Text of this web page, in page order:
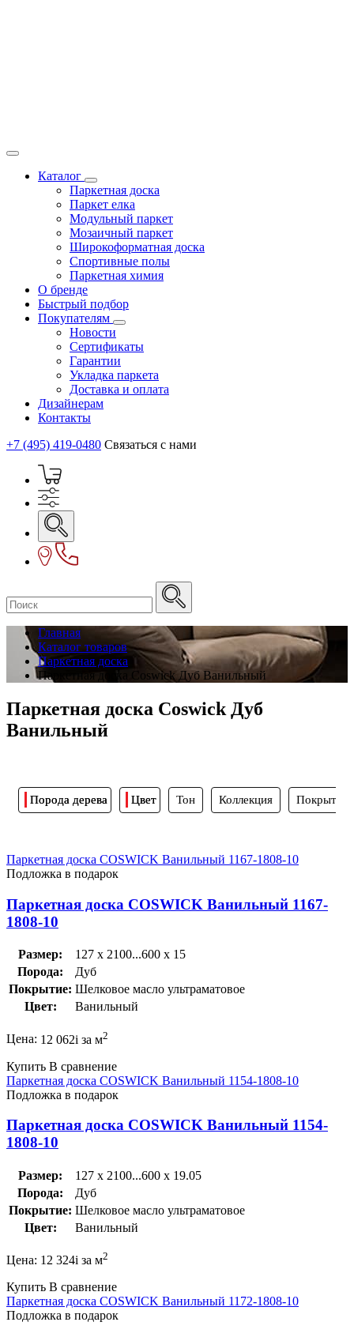
Каталог
Паркетная доска
Паркет елка
Модульный паркет
Мозаичный паркет
Широкоформатная доска
Спортивные полы
Паркетная химия
О бренде
Быстрый подбор
Покупателям
Новости
Сертификаты
Гарантии
Укладка паркета
Доставка и оплата
Дизайнерам
Контакты
+7 (495) 419-0480 Связаться с нами
Главная
Каталог товаров
Паркетная доска
Паркетная доска Coswick Дуб Ванильный
Паркетная доска Coswick Дуб
Ванильный
Порода дерева Цвет Тон Коллекция Покрытие
Паркетная доска COSWICK Ванильный 1167-1808-10
Подложка в подарок
Паркетная доска COSWICK Ванильный 1167-
1808-10
Размер:
127 x 2100...600 x 15
Порода:
Дуб
Покрытие: Шелковое масло ультраматовое
Цвет:
Ванильный
Цена: 12 062i за м2
Купить В сравнение
Паркетная доска COSWICK Ванильный 1154-1808-10
Подложка в подарок
Паркетная доска COSWICK Ванильный 1154-
1808-10
Размер:
127 x 2100...600 x 19.05
Порода:
Дуб
Покрытие: Шелковое масло ультраматовое
Цвет:
Ванильный
Цена: 12 324i за м2
Купить В сравнение
Паркетная доска COSWICK Ванильный 1172-1808-10
Подложка в подарок